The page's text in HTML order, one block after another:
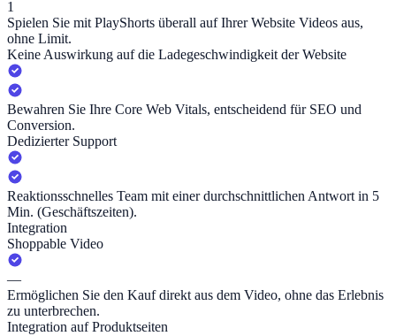
1
Spielen Sie mit PlayShorts überall auf Ihrer Website Videos aus,
ohne Limit.
Keine Auswirkung auf die Ladegeschwindigkeit der Website
Bewahren Sie Ihre Core Web Vitals, entscheidend für SEO und
Conversion.
Dedizierter Support
Reaktionsschnelles Team mit einer durchschnittlichen Antwort in 5
Min. (Geschäftszeiten).
Integration
Shoppable Video
—
Ermöglichen Sie den Kauf direkt aus dem Video, ohne das Erlebnis
zu unterbrechen.
Integration auf Produktseiten